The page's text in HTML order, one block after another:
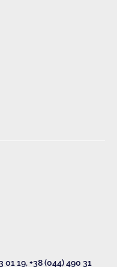
01 19,+38 (044) 490 31